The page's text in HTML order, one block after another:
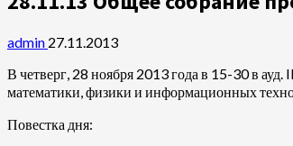
admin 27.11.2013
В четверг, 28 ноября 2013 года в 15-30 в ауд.
математики, физики и информационных
Повестка дня: